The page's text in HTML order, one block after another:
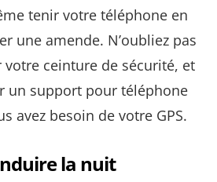
tenir votre téléphone en
une amende. N’oubliez pas
ceinture de sécurité, et
un support pour téléphone
avez besoin de votre GPS.
la nuit